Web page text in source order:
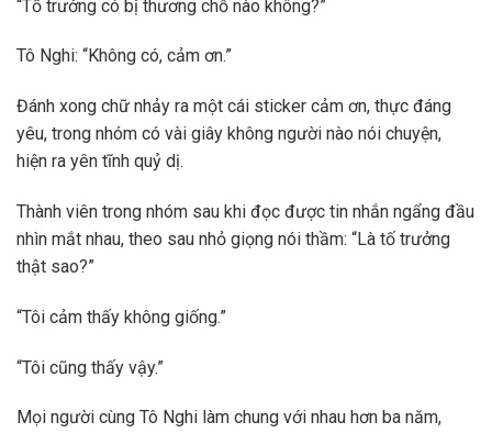
“Tố trưởng có bị thương chỗ nào không?”
Tô Nghi: “Không có, cảm ơn.”
Đánh xong chữ nhảy ra một cái sticker cảm ơn, thực đáng
yêu, trong nhóm có vài giây không người nào nói chuyện,
hiện ra yên tĩnh quỷ dị.
Thành viên trong nhóm sau khi đọc được tin nhắn ngẩng đầu
nhìn mắt nhau, theo sau nhỏ giọng nói thầm: “Là tố trưởng
thật sao?”
“Tôi cảm thấy không giống.”
“Tôi cũng thấy vậy.”
Mọi người cùng Tô Nghi làm chung với nhau hơn ba năm,